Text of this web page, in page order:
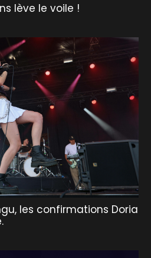
lève le voile !
les confirmations Doria